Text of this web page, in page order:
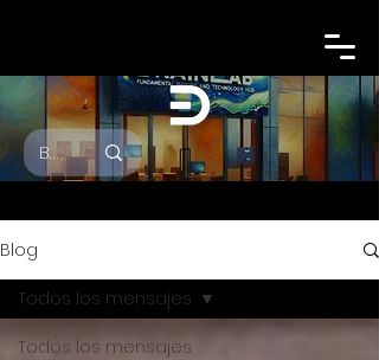
Blog
Todos los mensajes
Todos los mensajes